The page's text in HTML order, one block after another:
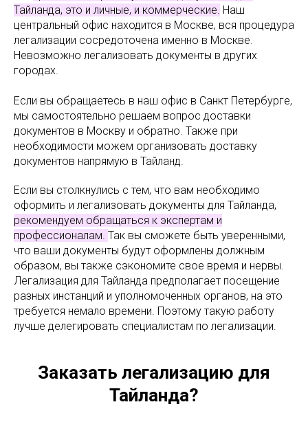
Тайланда, это и личные, и коммерческие. Наш
центральный офис находится в Москве, вся процедура
легализации сосредоточена именно в Москве.
Невозможно легализовать документы в других
городах.
Если вы обращаетесь в наш офис в Санкт Петербурге,
мы самостоятельно решаем вопрос доставки
документов в Москву и обратно. Также при
необходимости можем организовать доставку
документов напрямую в Тайланд.
Если вы столкнулись с тем, что вам необходимо
оформить и легализовать документы для Тайланда,
рекомендуем обращаться к экспертам и
профессионалам. Так вы сможете быть уверенными,
что ваши документы будут оформлены должным
образом, вы также сэкономите свое время и нервы.
Легализация для Тайланда предполагает посещение
разных инстанций и уполномоченных органов, на это
требуется немало времени. Поэтому такую работу
лучше делегировать специалистам по легализации.
Заказать легализацию для
Тайланда?